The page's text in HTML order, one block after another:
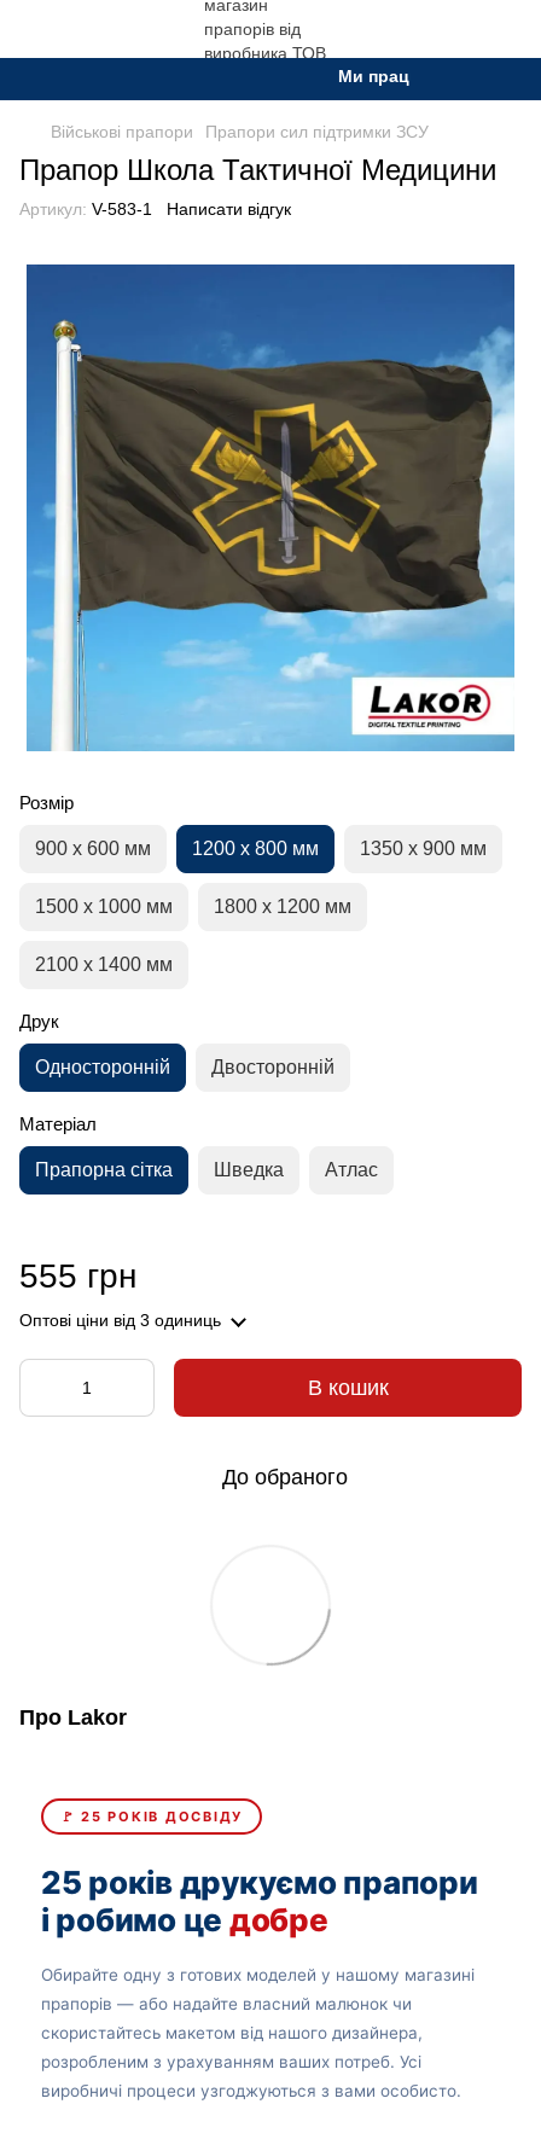
Ми працюємо. Все буде
Військові прапори Прапори сил підтримки ЗСУ
Прапор Школа Тактичної Медицини
Артикул: V-583-1 Написати відгук
Розмір
900 х 600 мм 1200 х 800 мм 1350 х 900 мм
1500 х 1000 мм 1800 х 1200 мм
2100 х 1400 мм
Друк
Односторонній Двосторонній
Матеріал
Прапорна сітка Шведка Атлас
555 грн
Оптові ціни від 3 одиниць
В кошик
До обраного
Про Lakor
🚩 25 РОКІВ ДОСВІДУ
25 років друкуємо прапори
і робимо це добре
Обирайте одну з готових моделей у нашому магазині
прапорів — або надайте власний малюнок чи
скористайтесь макетом від нашого дизайнера,
розробленим з урахуванням ваших потреб. Усі
виробничі процеси узгоджуються з вами особисто.